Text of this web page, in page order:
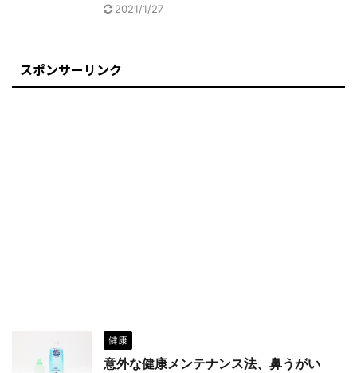
2021/1/27
スポンサーリンク
健康
意外な健康メンテナンス法、鼻うがい